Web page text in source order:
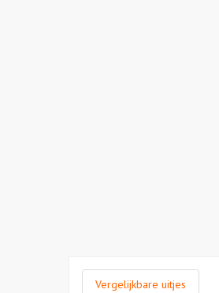
Vergelijkbare uitjes